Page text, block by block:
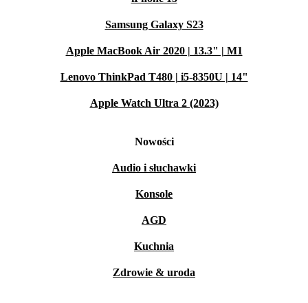
Samsung Galaxy S23
Apple MacBook Air 2020 | 13.3" | M1
Lenovo ThinkPad T480 | i5-8350U | 14"
Apple Watch Ultra 2 (2023)
Nowości
Audio i słuchawki
Konsole
AGD
Kuchnia
Zdrowie & uroda